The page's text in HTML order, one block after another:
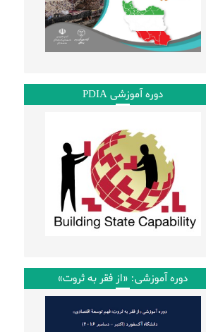
دوره آموزشی PDIA
دوره آموزشی: «از فقر به ثروت»